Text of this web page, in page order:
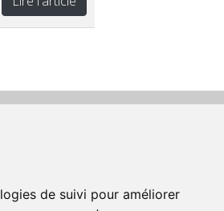
de suivi pour améliorer
moyens